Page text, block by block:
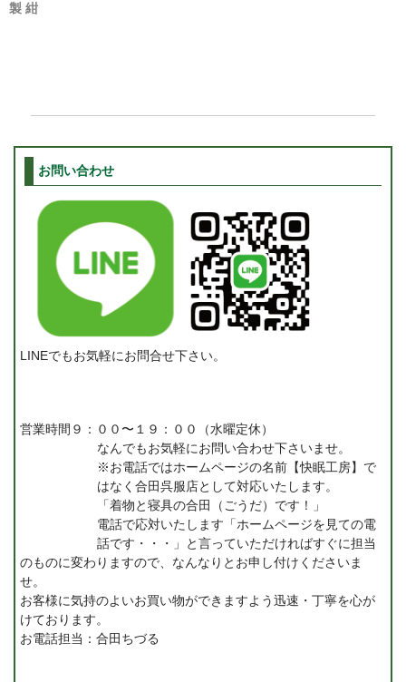
製 紺
お問い合わせ
LINEでもお気軽にお問合せ下さい。
営業時間９：００〜１９：００（水曜定休）
なんでもお気軽にお問い合わせ下さいませ。
※お電話ではホームページの名前【快眠工房】で
はなく合田呉服店として対応いたします。
「着物と寝具の合田（ごうだ）です！」
電話で応対いたします「ホームページを見ての電
話です・・・」と言っていただければすぐに担当
のものに変わりますので、なんなりとお申し付けくださいま
せ。
お客様に気持のよいお買い物ができますよう迅速・丁寧を心が
けております。
お電話担当：合田ちづる